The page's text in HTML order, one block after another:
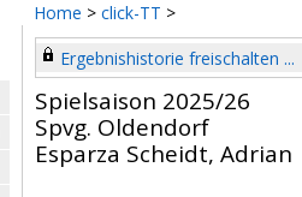
Home > click-TT >
Ergebnishistorie freischalten ...
Spielsaison 2025/26
Spvg. Oldendorf
Esparza Scheidt, Adrian